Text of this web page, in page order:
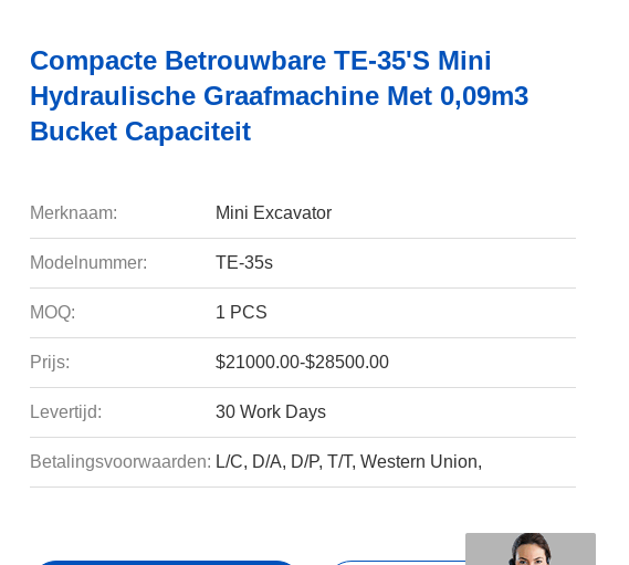
Compacte Betrouwbare TE-35's Mini
Hydraulische Graafmachine Met 0,09m3
Bucket Capaciteit
Merknaam: Mini Excavator
Modelnummer: TE-35s
MOQ: 1 PCS
Prijs: $21000.00-$28500.00
Levertijd: 30 Work Days
Betalingsvoorwaarden: L/C, D/A, D/P, T/T, Western Union,